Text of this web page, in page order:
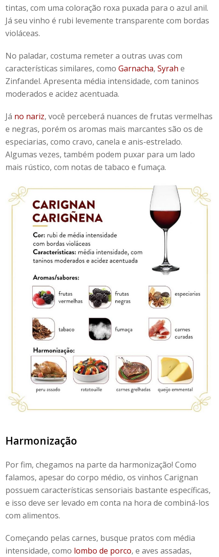
tintas, com uma coloração roxa puxada para o azul anil.
Já seu vinho é rubi levemente transparente com bordas
violáceas.
No paladar, costuma remeter a outras uvas com
características similares, comoGarnacha,Syrah e
Zinfandel. Apresenta média intensidade, com taninos
moderados e acidez acentuada.
Já no nariz, você perceberá nuances de frutas vermelhas
e negras, porém os aromas mais marcantes são os de
especiarias, como cravo, canela e anis-estrelado.
Algumas vezes, também podem puxar para um lado
mais rústico, com notas de tabaco e fumaça.
Harmonização
Por fim, chegamos na parte da harmonização! Como
falamos, apesar do corpo médio, os vinhos Carignan
possuem características sensoriais bastante específicas,
e isso deve ser levado em conta na hora de combiná-los
com alimentos.
Começando pelas carnes, busque pratos com média
intensidade, como lombo de porco, e aves assadas,